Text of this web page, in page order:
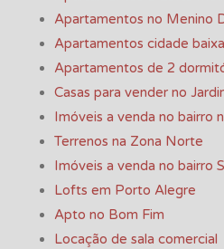
Apartamentos no Menino
Apartamentos cidade baixa
Apartamentos de 2
Casas para vender no
Imóveis a venda no bairro
Terrenos na Zona Norte
Imóveis a venda no bairro
Lofts em Porto Alegre
Apto no Bom Fim
Locação de sala comercial